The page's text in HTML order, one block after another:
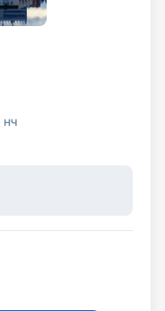
нч